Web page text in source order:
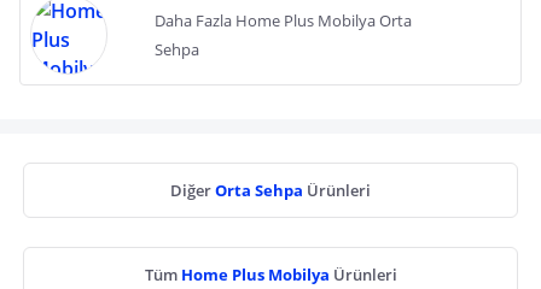
Daha Fazla Home Plus Mobilya Orta
Sehpa
DiğerOrta Sehpa Ürünleri
Tüm Home Plus Mobilya Ürünleri